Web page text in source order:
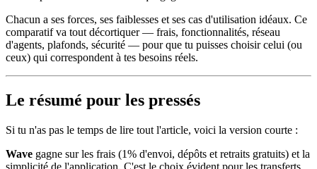
Chacun a ses forces, ses faiblesses et ses cas d'utilisation idéaux. Ce
comparatif va tout décortiquer — frais, fonctionnalités, réseau
d'agents, plafonds, sécurité — pour que tu puisses choisir celui (ou
ceux) qui correspondent à tes besoins réels.
Le résumé pour les pressés
Si tu n'as pas le temps de lire tout l'article, voici la version courte :
Wave gagne sur les frais (1% d'envoi, dépôts et retraits gratuits) et la
simplicité de l'application. C'est le choix évident pour les transferts